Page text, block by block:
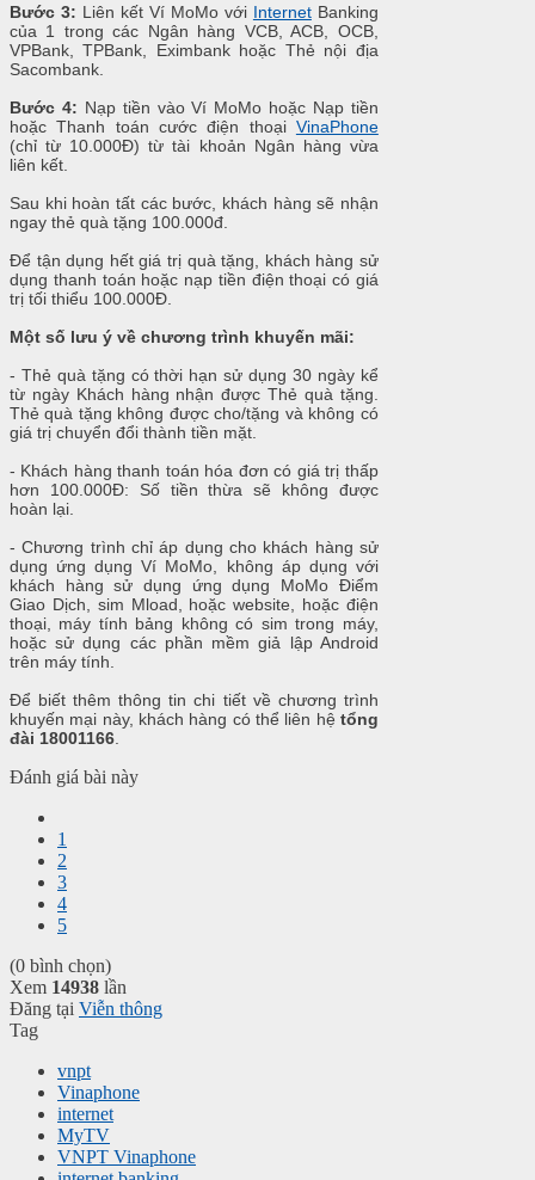
Bước 3: Liên kết Ví MoMo với InternetBanking
của 1 trong các Ngân hàng VCB, ACB, OCB,
VPBank, TPBank, Eximbank hoặc Thẻ nội địa
Sacombank.
Bước 4: Nạp tiền vào Ví MoMo hoặc Nạp tiền
hoặc Thanh toán cước điện thoại VinaPhone
(chỉ từ 10.000Đ) từ tài khoản Ngân hàng vừa
liên kết.
Sau khi hoàn tất các bước, khách hàng sẽ nhận
ngay thẻ quà tặng 100.000đ.
Để tận dụng hết giá trị quà tặng, khách hàng sử
dụng thanh toán hoặc nạp tiền điện thoại có giá
trị tối thiểu 100.000Đ.
Một số lưu ý về chương trình khuyến mãi:
- Thẻ quà tặng có thời hạn sử dụng 30 ngày kể
từ ngày Khách hàng nhận được Thẻ quà tặng.
Thẻ quà tặng không được cho/tặng và không có
giá trị chuyển đổi thành tiền mặt.
- Khách hàng thanh toán hóa đơn có giá trị thấp
hơn 100.000Đ: Số tiền thừa sẽ không được
hoàn lại.
- Chương trình chỉ áp dụng cho khách hàng sử
dụng ứng dụng Ví MoMo, không áp dụng với
khách hàng sử dụng ứng dụng MoMo Điểm
Giao Dịch, sim Mload, hoặc website, hoặc điện
thoại, máy tính bảng không có sim trong máy,
hoặc sử dụng các phần mềm giả lập Android
trên máy tính.
Để biết thêm thông tin chi tiết về chương trình
khuyến mại này, khách hàng có thể liên hệ tổng
đài 18001166
Đánh giá bài này
1
2
3
4
5
(0 bình chọn)
Xem 14938 lần
Đăng tại Viễn thông
Tag
vnpt
Vinaphone
internet
MyTV
VNPT Vinaphone